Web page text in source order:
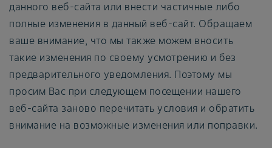
данного веб-сайта или внести частичные либо
полные изменения в данный веб-сайт. Обращаем
ваше внимание, что мы также можем вносить
такие изменения по своему усмотрению и без
предварительного уведомления. Поэтому мы
просим Вас при следующем посещении нашего
веб-сайта заново перечитать условия и обратить
внимание на возможные изменения или поправки.